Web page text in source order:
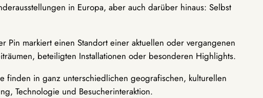
in Europa, aber auch darüber hinaus: Selbst
Pin markiert einen Standort einer aktuellen oder vergangenen
beteiligten Installationen oder besonderen Highlights.
finden in ganz unterschiedlichen geografischen, kulturellen
Technologie und Besucherinteraktion.